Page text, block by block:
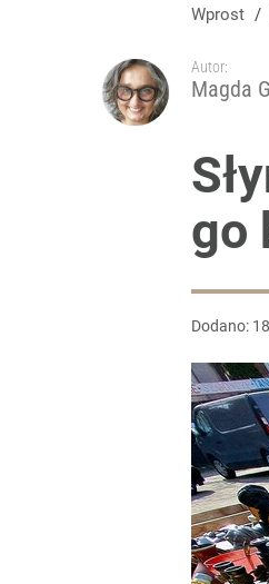
Wprost /
Autor:
Magda
go
Dodano: 18